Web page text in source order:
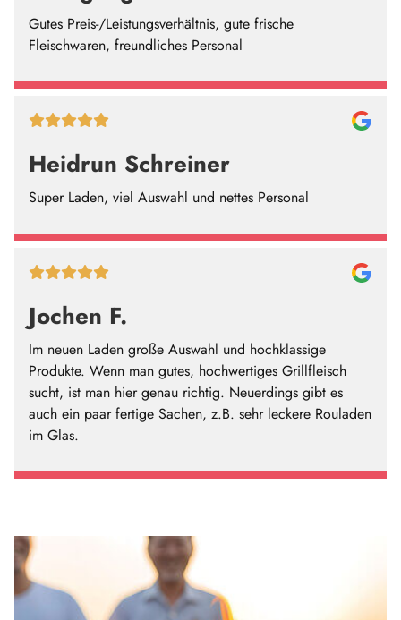
Gutes Preis-/Leistungsverhältnis, gute frische
Fleischwaren, freundliches Personal
Heidrun Schreiner
Super Laden, viel Auswahl und nettes Personal
Jochen F.
Im neuen Laden große Auswahl und hochklassige
Produkte. Wenn man gutes, hochwertiges Grillfleisch
sucht, ist man hier genau richtig. Neuerdings gibt es
auch ein paar fertige Sachen, z.B. sehr leckere Rouladen
im Glas.